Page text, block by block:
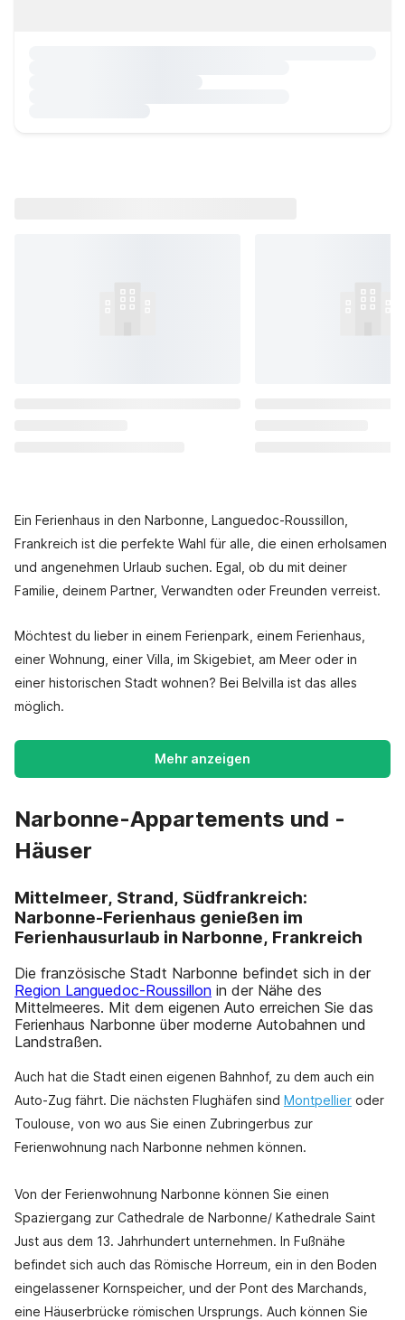
Ein Ferienhaus in den Narbonne, Languedoc-Roussillon,
Frankreich ist die perfekte Wahl für alle, die einen erholsamen
und angenehmen Urlaub suchen. Egal, ob du mit deiner
Familie, deinem Partner, Verwandten oder Freunden verreist.
Möchtest du lieber in einem Ferienpark, einem Ferienhaus,
einer Wohnung, einer Villa, im Skigebiet, am Meer oder in
einer historischen Stadt wohnen? Bei Belvilla ist das alles
möglich.
Mehr anzeigen
Narbonne-Appartements und -
Häuser
Mittelmeer, Strand, Südfrankreich:
Narbonne-Ferienhaus genießen im
Ferienhausurlaub in Narbonne, Frankreich
Die französische Stadt Narbonne befindet sich in der
Region Languedoc-Roussillon in der Nähe des
Mittelmeeres. Mit dem eigenen Auto erreichen Sie das
Ferienhaus Narbonne über moderne Autobahnen und
Landstraßen.
Auch hat die Stadt einen eigenen Bahnhof, zu dem auch ein
Auto-Zug fährt. Die nächsten Flughäfen sind Montpellier oder
Toulouse, von wo aus Sie einen Zubringerbus zur
Ferienwohnung nach Narbonne nehmen können.
Von der Ferienwohnung Narbonne können Sie einen
Spaziergang zur Cathedrale de Narbonne/ Kathedrale Saint
Just aus dem 13. Jahrhundert unternehmen. In Fußnähe
befindet sich auch das Römische Horreum, ein in den Boden
eingelassener Kornspeicher, und der Pont des Marchands,
eine Häuserbrücke römischen Ursprungs. Auch können Sie